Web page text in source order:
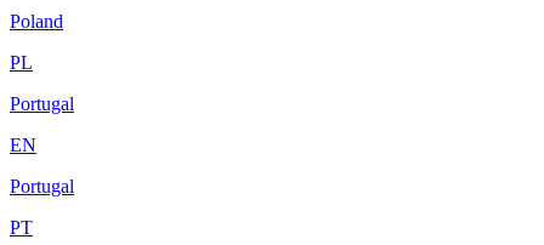
Poland
PL
Portugal
EN
Portugal
PT